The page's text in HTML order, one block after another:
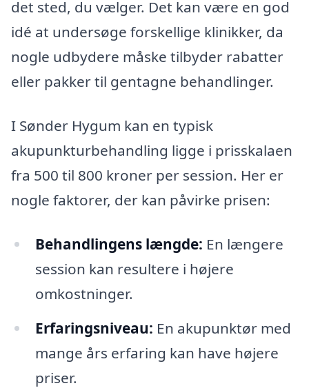
det sted, du vælger. Det kan være en god
idé at undersøge forskellige klinikker, da
nogle udbydere måske tilbyder rabatter
eller pakker til gentagne behandlinger.
I Sønder Hygum kan en typisk
akupunkturbehandling ligge i prisskalaen
fra 500 til 800 kroner per session. Her er
nogle faktorer, der kan påvirke prisen:
Behandlingens længde: En længere
session kan resultere i højere
omkostninger.
Erfaringsniveau: En akupunktør med
mange års erfaring kan have højere
priser.